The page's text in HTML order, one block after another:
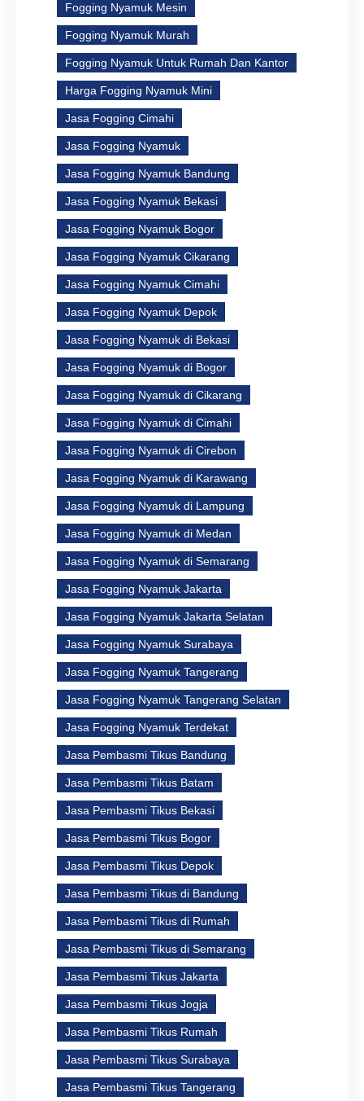
Fogging Nyamuk Mesin
Fogging Nyamuk Murah
Fogging Nyamuk Untuk Rumah Dan Kantor
Harga Fogging Nyamuk Mini
Jasa Fogging Cimahi
Jasa Fogging Nyamuk
Jasa Fogging Nyamuk Bandung
Jasa Fogging Nyamuk Bekasi
Jasa Fogging Nyamuk Bogor
Jasa Fogging Nyamuk Cikarang
Jasa Fogging Nyamuk Cimahi
Jasa Fogging Nyamuk Depok
Jasa Fogging Nyamuk di Bekasi
Jasa Fogging Nyamuk di Bogor
Jasa Fogging Nyamuk di Cikarang
Jasa Fogging Nyamuk di Cimahi
Jasa Fogging Nyamuk di Cirebon
Jasa Fogging Nyamuk di Karawang
Jasa Fogging Nyamuk di Lampung
Jasa Fogging Nyamuk di Medan
Jasa Fogging Nyamuk di Semarang
Jasa Fogging Nyamuk Jakarta
Jasa Fogging Nyamuk Jakarta Selatan
Jasa Fogging Nyamuk Surabaya
Jasa Fogging Nyamuk Tangerang
Jasa Fogging Nyamuk Tangerang Selatan
Jasa Fogging Nyamuk Terdekat
Jasa Pembasmi Tikus Bandung
Jasa Pembasmi Tikus Batam
Jasa Pembasmi Tikus Bekasi
Jasa Pembasmi Tikus Bogor
Jasa Pembasmi Tikus Depok
Jasa Pembasmi Tikus di Bandung
Jasa Pembasmi Tikus di Rumah
Jasa Pembasmi Tikus di Semarang
Jasa Pembasmi Tikus Jakarta
Jasa Pembasmi Tikus Jogja
Jasa Pembasmi Tikus Rumah
Jasa Pembasmi Tikus Surabaya
Jasa Pembasmi Tikus Tangerang